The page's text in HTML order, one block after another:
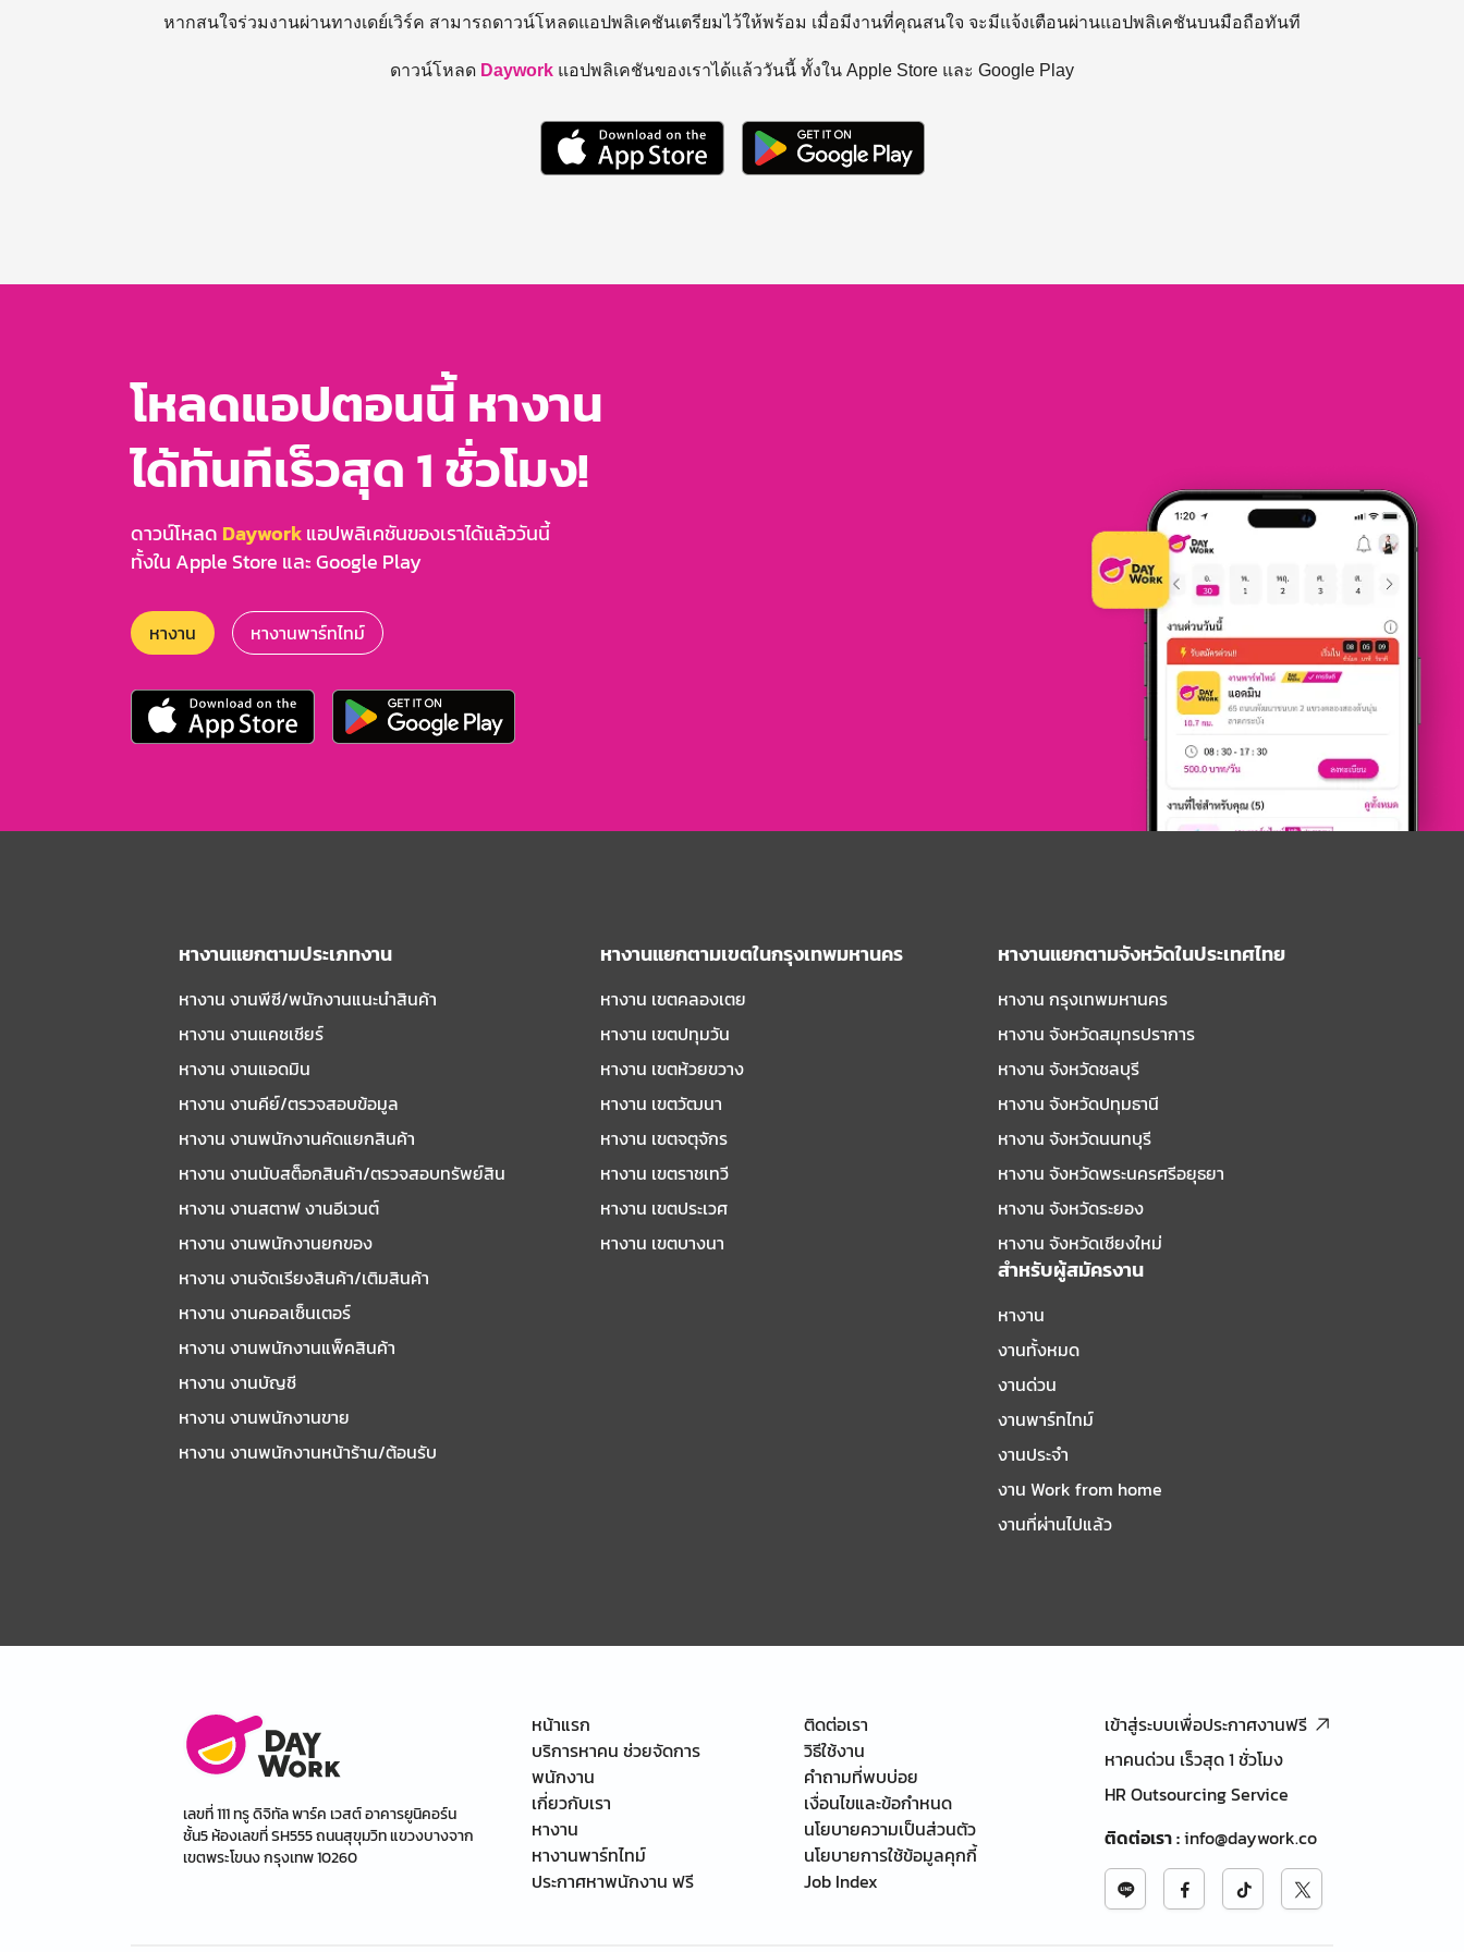
หากสนใจร่วมงานผ่านทางเดย์เวิร์ค สามารถดาวน์โหลดแอปพลิเคชันเตรียมไว้ให้พร้อม เมื่อมีงานที่คุณสนใจ จะมีแจ้งเตือนผ่านแอปพลิเคชันบนมือถือทันที
ดาวน์โหลด Daywork แอปพลิเคชันของเราได้แล้ววันนี้ ทั้งใน Apple Store และ Google Play
โหลดแอปตอนนี้ หางาน
ได้ทันทีเร็วสุด 1 ชั่วโมง!
ดาวน์โหลด Dayworkแอปพลิเคชันของเราได้แล้ววันนี้
ทั้งใน Apple Store และ Google Play
หางาน หางานพาร์ทไทม์
หางานแยกตามประเภทงาน
หางาน งานพีซี/พนักงานแนะนําสินค้า
หางาน งานแคชเชียร์
หางาน งานแอดมิน
หางาน งานคีย์/ตรวจสอบข้อมูล
หางาน งานพนักงานคัดแยกสินค้า
หางาน งานนับสต็อกสินค้า/ตรวจสอบทรัพย์สิน
หางาน งานสตาฟ งานอีเวนต์
หางาน งานพนักงานยกของ
หางาน งานจัดเรียงสินค้า/เติมสินค้า
หางาน งานคอลเซ็นเตอร์
หางาน งานพนักงานแพ็คสินค้า
หางาน งานบัญชี
หางาน งานพนักงานขาย
หางาน งานพนักงานหน้าร้าน/ต้อนรับ
หางานแยกตามเขตในกรุงเทพมหานคร
หางาน เขตคลองเตย
หางาน เขตปทุมวัน
หางาน เขตห้วยขวาง
หางาน เขตวัฒนา
หางาน เขตจตุจักร
หางาน เขตราชเทวี
หางาน เขตประเวศ
หางาน เขตบางนา
หางานแยกตามจังหวัดในประเทศไทย
หางาน กรุงเทพมหานคร
หางาน จังหวัดสมุทรปราการ
หางาน จังหวัดชลบุรี
หางาน จังหวัดปทุมธานี
หางาน จังหวัดนนทบุรี
หางาน จังหวัดพระนครศรีอยุธยา
หางาน จังหวัดระยอง
หางาน จังหวัดเชียงใหม่
สำหรับผู้สมัครงาน
หางาน
งานทั้งหมด
งานด่วน
งานพาร์ทไทม์
งานประจำ
งาน Work from home
งานที่ผ่านไปแล้ว
เลขที่ 111 ทรู ดิจิทัล พาร์ค เวสต์ อาคารยูนิคอร์น
ชั้น5 ห้องเลขที่ SH555 ถนนสุขุมวิท แขวงบางจาก
เขตพระโขนง กรุงเทพ 10260
หน้าแรก
บริการหาคน ช่วยจัดการ
พนักงาน
เกี่ยวกับเรา
หางาน
หางานพาร์ทไทม์
ประกาศหาพนักงาน ฟรี
ติดต่อเรา
วิธีใช้งาน
คำถามที่พบบ่อย
เงื่อนไขและข้อกำหนด
นโยบายความเป็นส่วนตัว
นโยบายการใช้ข้อมูลคุกกี้
Job Index
เข้าสู่ระบบเพื่อประกาศงานฟรี
หาคนด่วน เร็วสุด 1 ชั่วโมง
HR Outsourcing Service
ติดต่อเรา:info@daywork.co